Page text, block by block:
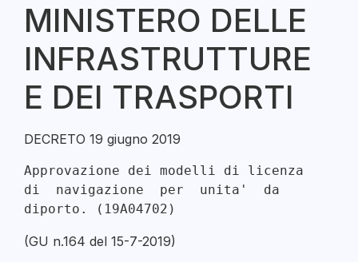
MINISTERO DELLE
INFRASTRUTTURE
E DEI TRASPORTI
DECRETO 19 giugno 2019
Approvazione dei modelli di licenza
di  navigazione  per  unita'  da
(GU n.164 del 15-7-2019)